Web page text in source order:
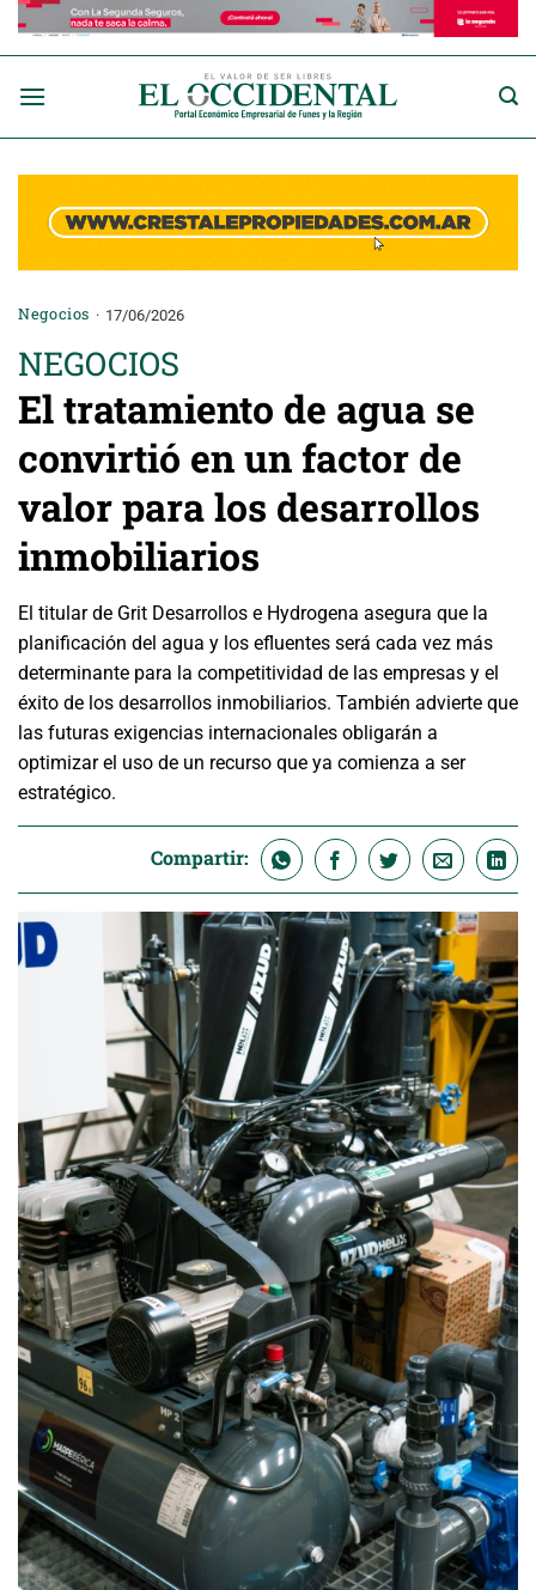
Saltar
Negocios 17/06/2026
NEGOCIOS
El tratamiento de agua se
convirtió en un factor de
valor para los desarrollos
inmobiliarios
El titular de Grit Desarrollos e Hydrogena asegura que la
planificación del agua y los efluentes será cada vez más
determinante para la competitividad de las empresas y el
éxito de los desarrollos inmobiliarios. También advierte que
las futuras exigencias internacionales obligarán a
optimizar el uso de un recurso que ya comienza a ser
estratégico.
Compartir: